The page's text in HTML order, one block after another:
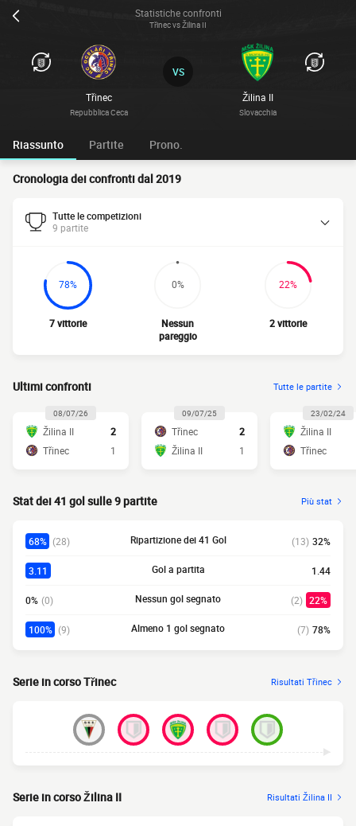
Statistiche confronti
Třinec vs Žilina II
Třinec
Repubblica Ceca
Žilina II
Slovacchia
VS
Riassunto Partite Prono.
Cronologia dei confronti dal 2019
Tutte le competizioni
9 partite
78%
7 vittorie
0%
Nessun
pareggio
22%
2 vittorie
Ultimi confronti Tutte le partite
08/07/26
Žilina II
2
Třinec
1
09/07/25
Třinec
2
Žilina II
1
23/02/24
Žilina II
Třinec
Stat dei 41 gol sulle 9 partite Più stat
68% (28) Ripartizione dei 41 Gol (13) 32%
3.11 Gol a partita 1.44
0% (0) Nessun gol segnato (2) 22%
100% (9) Almeno 1 gol segnato (7) 78%
Serie in corso Třinec Risultati Třinec
Serie in corso Žilina II Risultati Žilina II